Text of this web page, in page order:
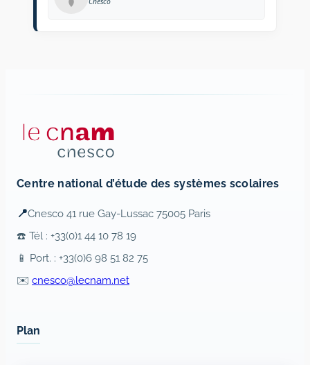
Centre national d’étude des systèmes scolaires
📍Cnesco 41 rue Gay-Lussac 75005 Paris
☎️ Tél : +33(0)1 44 10 78 19
📱 Port. : +33(0)6 98 51 82 75
✉️ cnesco@lecnam.net
Plan